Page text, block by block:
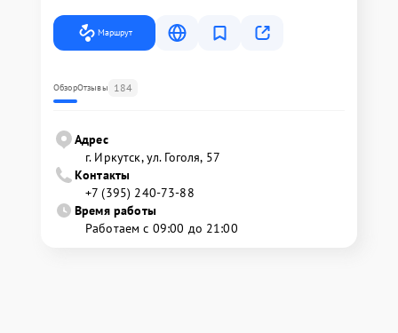
Маршрут
ОбзорОтзывы 184
Адрес
г. Иркутск, ул. ​Гоголя, 57
Контакты
+7 (395) 240-73-88
Время работы
Работаем с 09:00 до 21:00